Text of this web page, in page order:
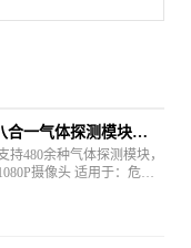
合一气体探测模块
持480余种气体探测模块，
摄像头 适用于：危爆